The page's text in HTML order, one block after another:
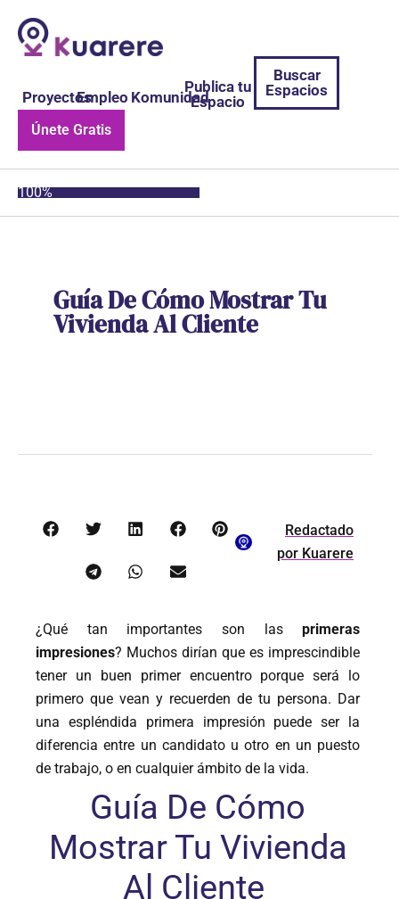
ProyectosEmpleo Komunidad
Publica tu
Espacio
Buscar
Espacios
Únete Gratis
100%
Guía De Cómo Mostrar Tu
Vivienda Al Cliente
Redactado
por Kuarere
¿Qué tan importantes son lasprimeras
impresiones? Muchos dirían que es imprescindible
tener un buen primer encuentro porque será lo
primero que vean y recuerden de tu persona. Dar
una espléndida primera impresión puede ser la
diferencia entre un candidato u otro en un puesto
de trabajo, o en cualquier ámbito de la vida.
Guía De Cómo
Mostrar Tu Vivienda
Al Cliente